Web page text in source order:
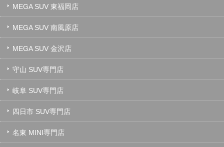
MEGA SUV 東福岡店
MEGA SUV 南風原店
MEGA SUV 金沢店
守山 SUV専門店
岐阜 SUV専門店
四日市 SUV専門店
名東 MINI専門店